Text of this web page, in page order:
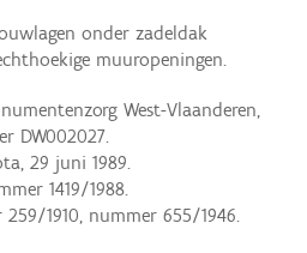
onder zadeldak
muuropeningen.
West-Vlaanderen,
DW002027.
29 juni 1989.
1419/1988.
1910, nummer 655/1946.